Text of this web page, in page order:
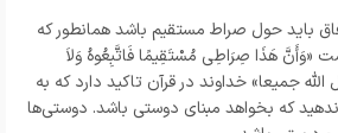
باید حول صراط مستقیم باشد همانطور که
«وَأَنَّ هَذَا صِرَاطِی مُسْتَقِیمًا فَاتَّبِعُوهُ وَلاَ
الله جمیعا» خداوند در قرآن تاکید دارد که به
ندهید که بخواهد مبنای دوستی باشد. دوستی‌ها